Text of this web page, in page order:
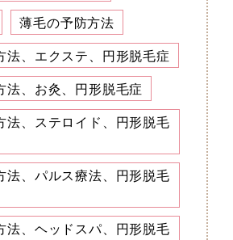
薄毛の予防方法
法、エクステ、円形脱毛症
法、お灸、円形脱毛症
法、ステロイド、円形脱毛
法、パルス療法、円形脱毛
法、ヘッドスパ、円形脱毛